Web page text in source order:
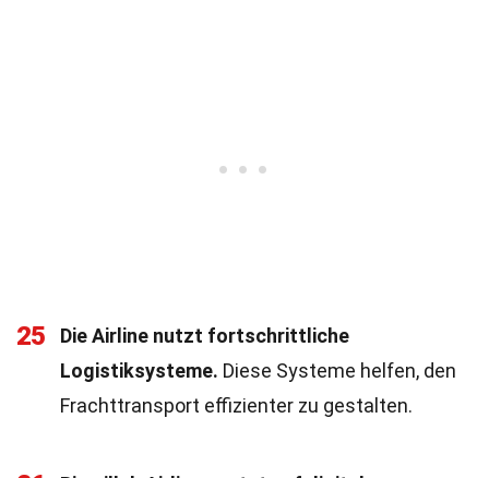
25
Die Airline nutzt fortschrittliche
Logistiksysteme. Diese Systeme helfen, den
Frachttransport effizienter zu gestalten.